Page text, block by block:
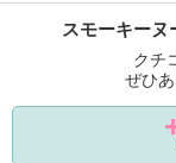
スモーキーヌ
クチ
ぜひ